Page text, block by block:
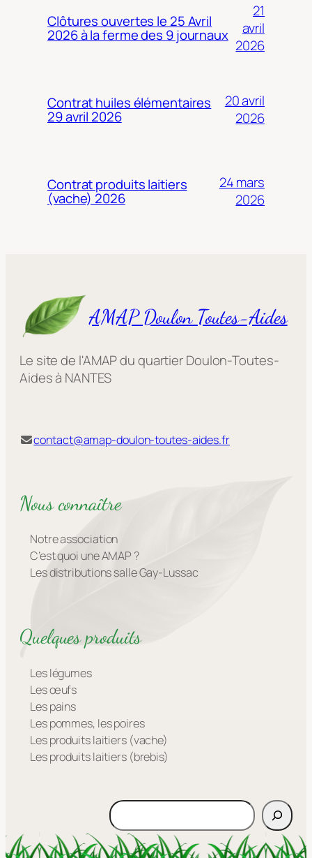
Clôtures ouvertes le 25 Avril
2026 à la ferme des 9 journaux
21
avril
2026
Contrat huiles élémentaires
29 avril 2026
20 avril
2026
Contrat produits laitiers
(vache) 2026
24 mars
2026
AMAP Doulon Toutes-Aides
Le site de l'AMAP du quartier Doulon-Toutes-
Aides à NANTES
contact@amap-doulon-toutes-aides.fr
Nous connaître
Notre association
C’est quoi une AMAP ?
Les distributions salle Gay-Lussac
Quelques produits
Les légumes
Les œufs
Les pains
Les pommes, les poires
Les produits laitiers (vache)
Les produits laitiers (brebis)
Rechercher